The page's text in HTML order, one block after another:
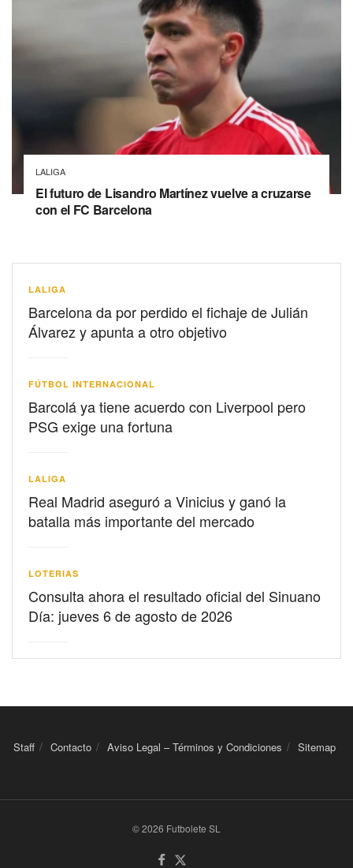
LALIGA
El futuro de Lisandro Martínez vuelve a cruzarse
con el FC Barcelona
LALIGA
Barcelona da por perdido el fichaje de Julián
Álvarez y apunta a otro objetivo
FÚTBOL INTERNACIONAL
Barcolá ya tiene acuerdo con Liverpool pero
PSG exige una fortuna
LALIGA
Real Madrid aseguró a Vinicius y ganó la
batalla más importante del mercado
LOTERIAS
Consulta ahora el resultado oficial del Sinuano
Día: jueves 6 de agosto de 2026
Staff Contacto Aviso Legal – Términos y Condiciones Sitemap
© 2026 Futbolete SL